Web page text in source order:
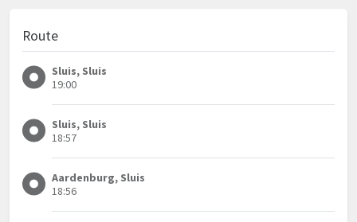
Route
Sluis, Sluis
19:00
Sluis, Sluis
18:57
Aardenburg, Sluis
18:56